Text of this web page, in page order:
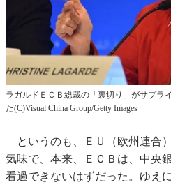
ラガルドＥＣＢ総裁の「裏切り」がサプラ
た(C)Visual China Group/Getty Images
というのも、ＥＵ（欧州連合
気味で、本来、ＥＣＢは、中央
看過できないはずだった。ゆえ